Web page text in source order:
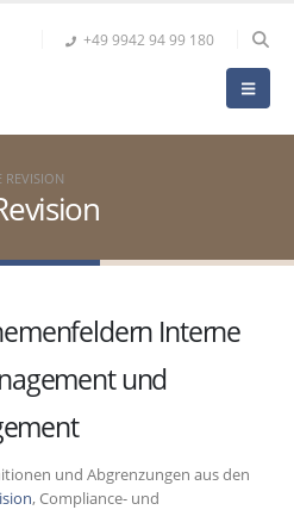
+49 9942 94 99 180
REVISION
Interne
und
und Abgrenzungen aus den
, Compliance- und